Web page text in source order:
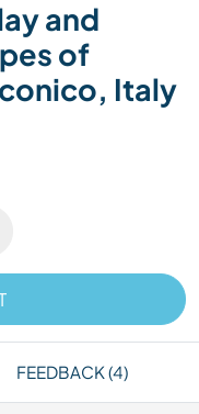
and
of
Italy
FEEDBACK (4)